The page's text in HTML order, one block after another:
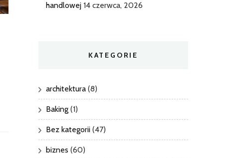
handlowej 14 czerwca, 2026
KATEGORIE
architektura (8)
Baking (1)
Bez kategorii (47)
biznes (60)